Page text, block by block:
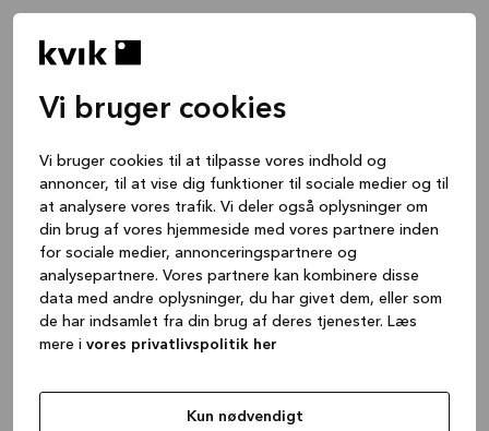
Vi bruger cookies
Vi bruger cookies til at tilpasse vores indhold og
annoncer, til at vise dig funktioner til sociale medier og til
at analysere vores trafik. Vi deler også oplysninger om
din brug af vores hjemmeside med vores partnere inden
for sociale medier, annonceringspartnere og
analysepartnere. Vores partnere kan kombinere disse
data med andre oplysninger, du har givet dem, eller som
de har indsamlet fra din brug af deres tjenester. Læs
mere i vores privatlivspolitik her
Kun nødvendigt